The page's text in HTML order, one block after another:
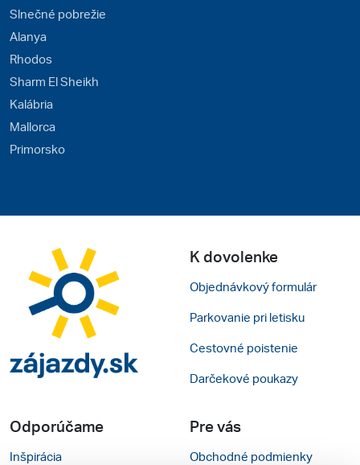
Slnečné pobrežie
Alanya
Rhodos
Sharm El Sheikh
Kalábria
Mallorca
Primorsko
K dovolenke
Objednávkový formulár
Parkovanie pri letisku
Cestovné poistenie
Darčekové poukazy
Odporúčame
Inšpirácia
Pre vás
Obchodné podmienky